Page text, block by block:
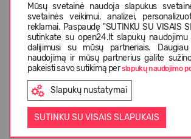
Mūsų svetainė naudoja slapukus
svetainės veikimui, analizei,
reklamai. Paspaudę "SUTINKU SU VISAIS
sutinkate su open24.lt slapukų
dalijimusi su mūsų partneriais.
naudojimą ir mūsų partnerius galite
pakeisti savo sutikimą perslapukų naudojimo
Slapukų nustatymai
SUTINKU SU VISAIS SLAPUKAIS
INFORMACIJA PIRKĖJUI
D.U.K.